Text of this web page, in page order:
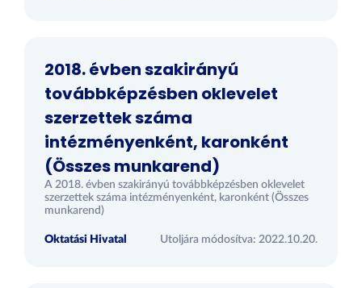
2018. évben szakirányú
továbbképzésben oklevelet
szerzettek száma
intézményenként, karonként
(Összes munkarend)
A 2018. évben szakirányú továbbképzésben oklevelet
szerzettek száma intézményenként, karonként (Összes
munkarend)
Oktatási Hivatal Utoljára módosítva: 2022.10.20.